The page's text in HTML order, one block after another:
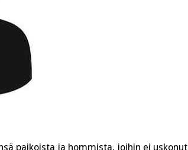
paikoista ja hommista, joihin ei uskonut